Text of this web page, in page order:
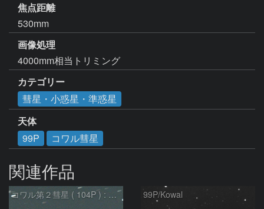
焦点距離
530mm
画像処理
4000mm相当トリミング
カテゴリー
彗星・小惑星・準惑星
天体
99P
コワル彗星
関連作品
コワル第２彗星 ( 104P ) : 2022/05/29 99P/Kowal